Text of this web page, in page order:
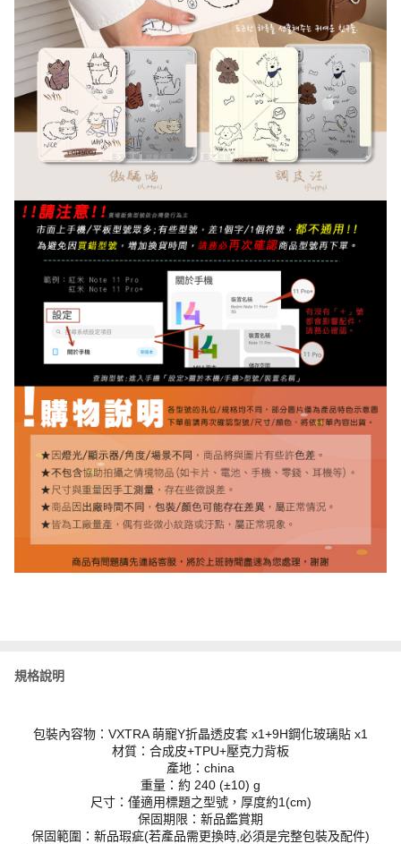
規格說明
包裝內容物：VXTRA 萌寵Y折晶透皮套 x1+9H鋼化玻璃貼 x1
材質：合成皮+TPU+壓克力背板
產地：china
重量：約 240 (±10) g
尺寸：僅適用標題之型號，厚度約1(cm)
保固期限：新品鑑賞期
保固範圍：新品瑕疵(若產品需更換時,必須是完整包裝及配件)